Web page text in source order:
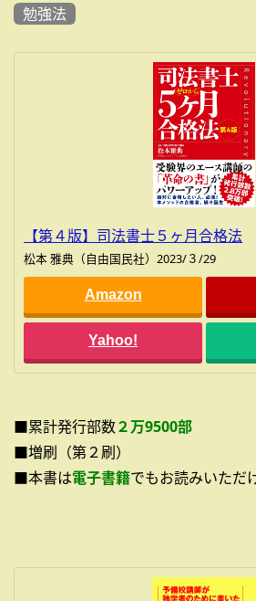
勉強法
【第４版】司法書士５ヶ月合格法
松本 雅典（自由国民社）2023/３/29
Amazon
Yahoo!
■累計発行部数２万9500部
■増刷（第２刷）
■本書は電子書籍でもお読みいただ